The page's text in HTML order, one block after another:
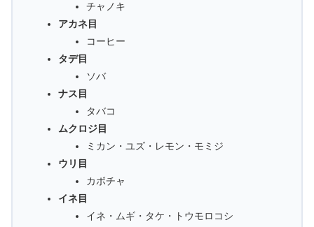
チャノキ
アカネ目
コーヒー
タデ目
ソバ
ナス目
タバコ
ムクロジ目
ミカン・ユズ・レモン・モミジ
ウリ目
カボチャ
イネ目
イネ・ムギ・タケ・トウモロコシ